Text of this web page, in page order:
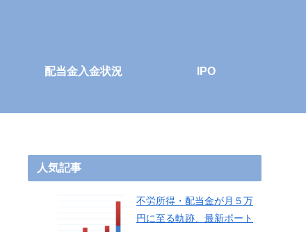
配当金入金状況 IPO
人気記事
不労所得・配当金が月５万
円に至る軌跡、最新ポート